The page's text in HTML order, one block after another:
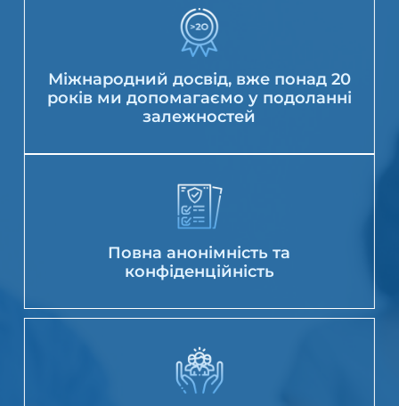
Міжнародний досвід, вже понад 20
років ми допомагаємо у подоланні
залежностей
Повна анонімність та
конфіденційність